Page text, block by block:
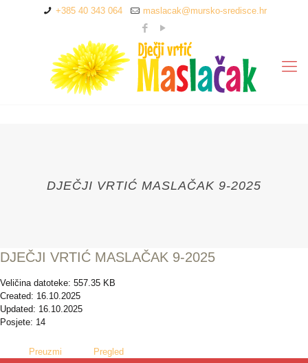
+385 40 343 064 maslacak@mursko-sredisce.hr
DJEČJI VRTIĆ MASLAČAK 9-2025
DJEČJI VRTIĆ MASLAČAK 9-2025
Veličina datoteke: 557.35 KB
Created: 16.10.2025
Updated: 16.10.2025
Posjete: 14
Preuzmi Pregled